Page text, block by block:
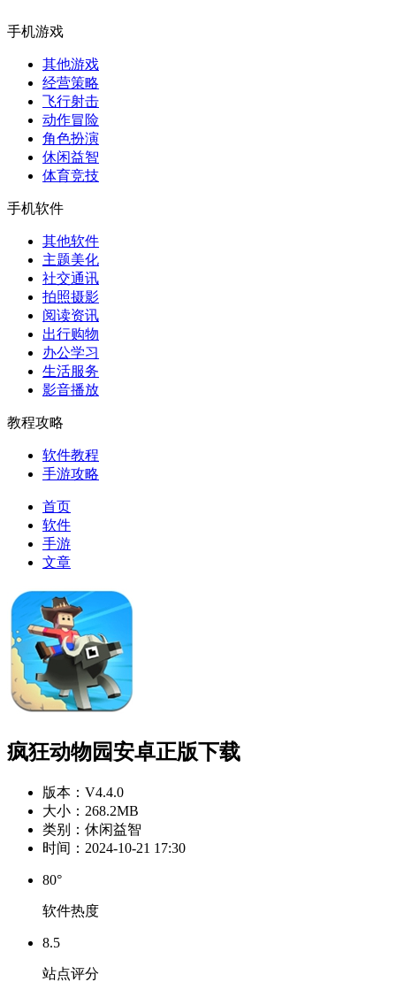
手机游戏
其他游戏
经营策略
飞行射击
动作冒险
角色扮演
休闲益智
体育竞技
手机软件
其他软件
主题美化
社交通讯
拍照摄影
阅读资讯
出行购物
办公学习
生活服务
影音播放
教程攻略
软件教程
手游攻略
首页
软件
手游
文章
疯狂动物园安卓正版下载
版本： V4.4.0
大小： 268.2MB
类别： 休闲益智
时间： 2024-10-21 17:30
80°
软件热度
8.5
站点评分